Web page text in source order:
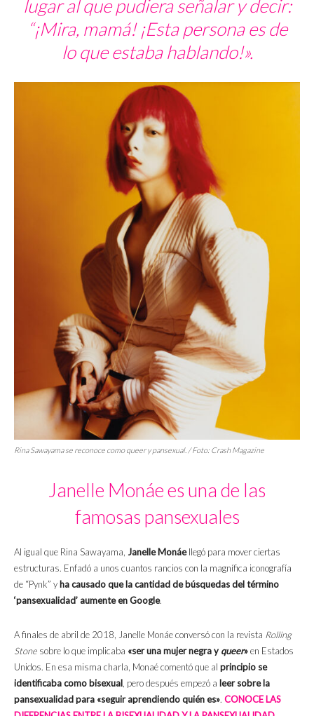
lugar al que pudiera señalar y decir:
“¡Mira, mamá! ¡Esta persona es de
lo que estaba hablando!».
Rina Sawayama se reconoce comoqueery pansexual. / Foto: Crash Magazine
Janelle Monáe es una de las
famosas pansexuales
Al igual que Rina Sawayama, Janelle Monáellegó para mover ciertas
estructuras. Enfadó a unos cuantos rancios con la magnífica iconografía
de “Pynk” y ha causado que la cantidad de búsquedas del término
‘pansexualidad’ aumente en Google.
A finales de abril de 2018, Janelle Monáe conversó con la revista Rolling
Stone sobre lo que implicaba «ser una mujer negra y queer»en Estados
Unidos. En esa misma charla, Monaé comentó que al principio se
identificaba como bisexual, pero después empezó a leer sobre la
pansexualidad para «seguir aprendiendo quién es». CONOCE LAS